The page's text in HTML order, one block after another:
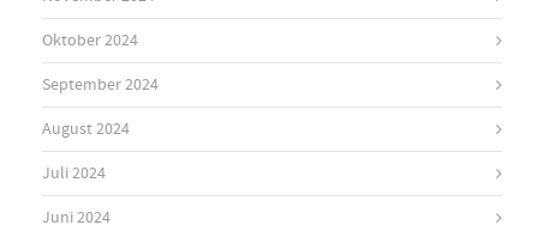
Oktober 2024
September 2024
August 2024
Juli 2024
Juni 2024